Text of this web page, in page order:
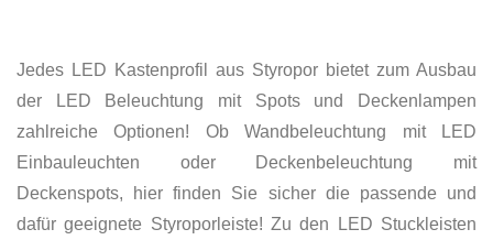
Jedes LED Kastenprofil aus Styropor bietet zum Ausbau
der LED Beleuchtung mit Spots und Deckenlampen
zahlreiche Optionen! Ob Wandbeleuchtung mit LED
Einbauleuchten oder Deckenbeleuchtung mit
Deckenspots, hier finden Sie sicher die passende und
dafür geeignete Styroporleiste! Zu den LED Stuckleisten